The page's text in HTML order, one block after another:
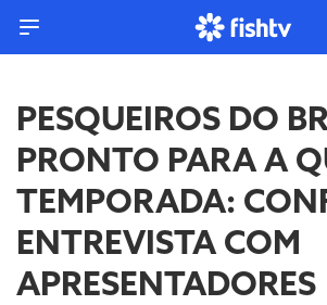
PESQUEIROS DO
PRONTO PARA A
TEMPORADA:
ENTREVISTA COM
APRESENTADORES